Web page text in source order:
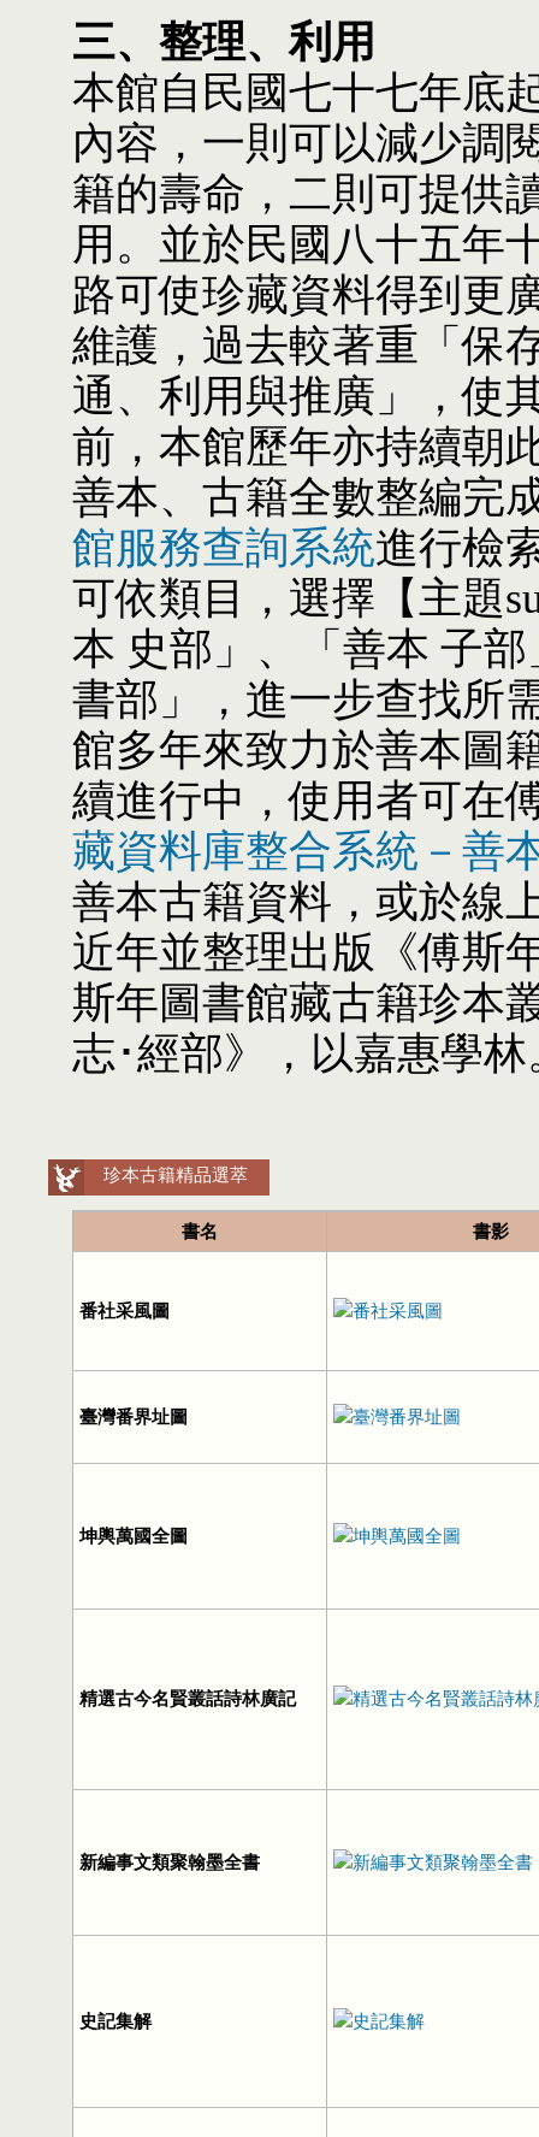
三、整理、利用
本館自民國七十七年底
內容，一則可以減少調
籍的壽命，二則可提供
用。並於民國八十五年
路可使珍藏資料得到更
維護，過去較著重「保
通、利用與推廣」，使
前，本館歷年亦持續朝
善本、古籍全數整編完
館服務查詢系統進行檢
可依類目，選擇【主題
本 史部」、「善本 子
書部」，進一步查找所
館多年來致力於善本圖
續進行中，使用者可在
藏資料庫整合系統－善
善本古籍資料，或於線
近年並整理出版《傅斯
斯年圖書館藏古籍珍本
志･經部》，以嘉惠學林
珍本古籍精品選萃
書名 書影
番社采風圖
臺灣番界址圖
坤輿萬國全圖
精選古今名賢叢話詩林廣記
新編事文類聚翰墨全書
史記集解